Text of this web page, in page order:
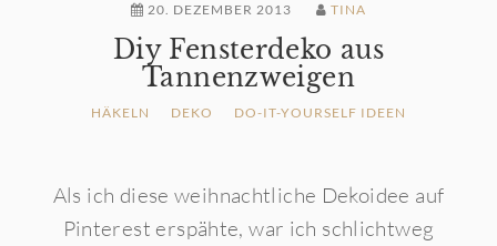
20. DEZEMBER 2013 TINA
Diy Fensterdeko aus
Tannenzweigen
HÄKELN DEKO DO-IT-YOURSELF IDEEN
Als ich diese weihnachtliche Dekoidee auf
Pinterest erspähte, war ich schlichtweg